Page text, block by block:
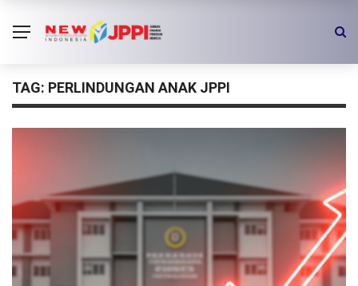
TAG: PERLINDUNGAN ANAK JPPI